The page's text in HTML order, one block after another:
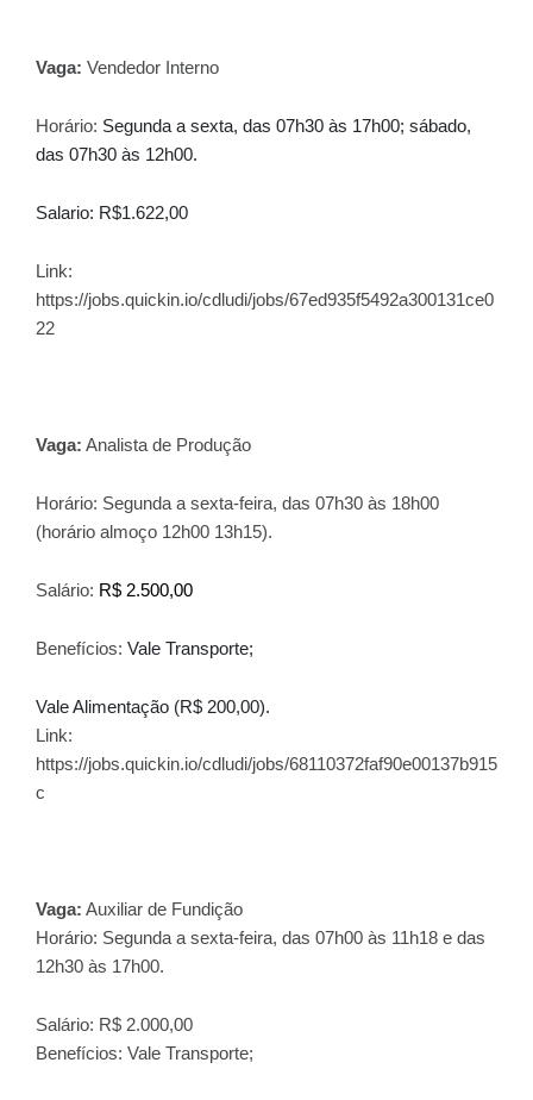
Vaga: Vendedor Interno
Horário: Segunda a sexta, das 07h30 às 17h00; sábado,
das 07h30 às 12h00.
Salario: R$1.622,00
Link:
https://jobs.quickin.io/cdludi/jobs/67ed935f5492a300131ce0
22
Vaga: Analista de Produção
Horário: Segunda a sexta-feira, das 07h30 às 18h00
(horário almoço 12h00 13h15).
Salário: R$ 2.500,00
Benefícios: Vale Transporte;
Vale Alimentação (R$ 200,00).
Link:
https://jobs.quickin.io/cdludi/jobs/68110372faf90e00137b915
c
Vaga: Auxiliar de Fundição
Horário: Segunda a sexta-feira, das 07h00 às 11h18 e das
12h30 às 17h00.
Salário: R$ 2.000,00
Benefícios: Vale Transporte;